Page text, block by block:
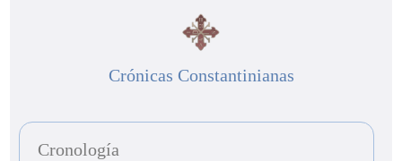
Crónicas Constantinianas
Cronología